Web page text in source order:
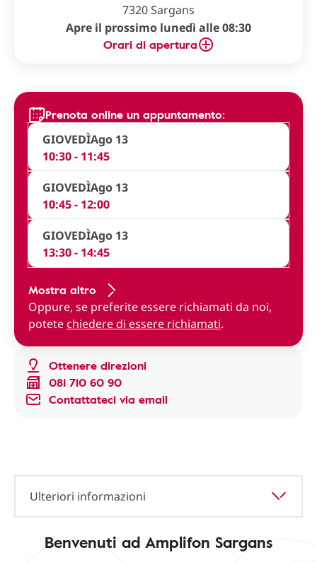
7320 Sargans
Apre il prossimo lunedì alle 08:30
Orari di apertura
Ottenere direzioni
081 710 60 90
Contattateci via email
Prenota online un appuntamento:
GIOVEDÌAgo 13
10:30 - 11:45
GIOVEDÌAgo 13
10:45 - 12:00
GIOVEDÌAgo 13
13:30 - 14:45
Mostra altro
Oppure, se preferite essere richiamati da noi,
potetechiedere di essere richiamati.
Ulteriori informazioni
Benvenuti ad Amplifon Sargans